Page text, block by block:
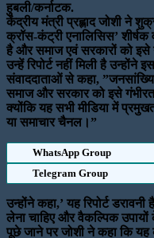
हुबली/कर्नाटक.
केंद्रीय मंत्री प्रह्लाद जोशी ने
क्रॉस-कंट्री एनालिसिस’ शीर्षक
है और समाज एवं सरकारों को इसे
उन्हें रिपोर्ट नहीं मिली है
संवाददाताओं से कहा,
समाज और सरकार को इसे
क्योंकि यह सभी मीडिया में
या समाचार चैनल।”
WhatsApp Group
Telegram Group
उन्होंने कहा,’ यह रिपोर्ट
लेना चाहिए और वैकल्पिक उपायों
पूछे जाने पर जोशी ने कहा कि